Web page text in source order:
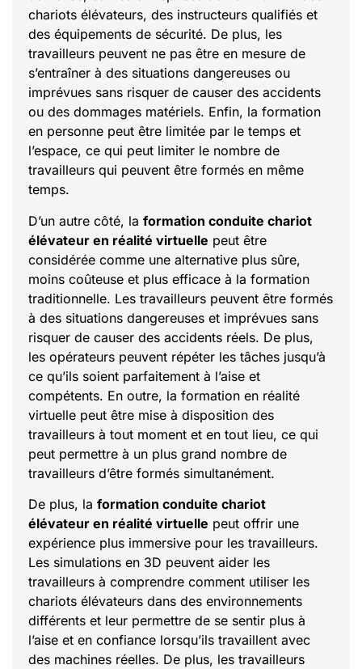
chariots élévateurs, des instructeurs qualifiés et
des équipements de sécurité. De plus, les
travailleurs peuvent ne pas être en mesure de
s’entraîner à des situations dangereuses ou
imprévues sans risquer de causer des accidents
ou des dommages matériels. Enfin, la formation
en personne peut être limitée par le temps et
l’espace, ce qui peut limiter le nombre de
travailleurs qui peuvent être formés en même
temps.
D’un autre côté, la formation conduite chariot
élévateur en réalité virtuelle peut être
considérée comme une alternative plus sûre,
moins coûteuse et plus efficace à la formation
traditionnelle. Les travailleurs peuvent être formés
à des situations dangereuses et imprévues sans
risquer de causer des accidents réels. De plus,
les opérateurs peuvent répéter les tâches jusqu’à
ce qu’ils soient parfaitement à l’aise et
compétents. En outre, la formation en réalité
virtuelle peut être mise à disposition des
travailleurs à tout moment et en tout lieu, ce qui
peut permettre à un plus grand nombre de
travailleurs d’être formés simultanément.
De plus, la formation conduite chariot
élévateur en réalité virtuelle peut offrir une
expérience plus immersive pour les travailleurs.
Les simulations en 3D peuvent aider les
travailleurs à comprendre comment utiliser les
chariots élévateurs dans des environnements
différents et leur permettre de se sentir plus à
l’aise et en confiance lorsqu’ils travaillent avec
des machines réelles. De plus, les travailleurs